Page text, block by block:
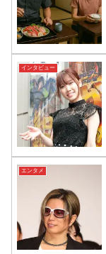
インタビュー
エンタメ